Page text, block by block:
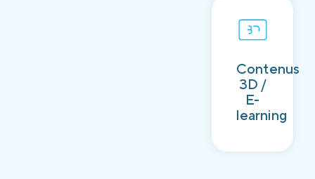
Contenus
3D /
E-
learning
Découvrir